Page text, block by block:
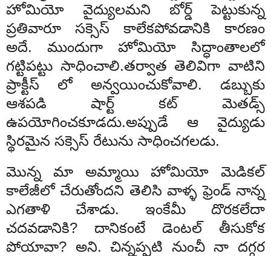
హోమియో వైద్యులమని బోర్డ్ పెట్టుకున్న
ప్రతివారూ సక్సెస్ కాలేకపోవడానికి కారణం
అదే. ముందుగా హోమియో సిద్ధాంతాలలో
గట్టిపట్టు సాధించాలి.తర్వాత తెలివిగా వాటిని
ప్రాక్టీస్ లో అన్వయించుకోవాలి. డబ్బుకు
ఆశపడి షార్ట్ కట్ మెతడ్స్
ఉపయోగించకూడదు.అప్పుడే ఆ వైద్యుడు
స్థిరమైన సక్సెస్ రేటును సాధించగలడు.
మొన్న మా అమ్మాయి హోమియో మెడికల్
కాలేజీలో చేరుతోందని తెలిసి వాళ్ళ ఫ్రెండ్ నాన్న
ఎగతాళి చేశాడు. ఇంకేమీ దొరకలేదా
చదవడానికి? దానికంటే డెంటల్ తీసుకోక
పోయావా? అని. చిన్నప్పటి నుంచీ నా దగ్గర